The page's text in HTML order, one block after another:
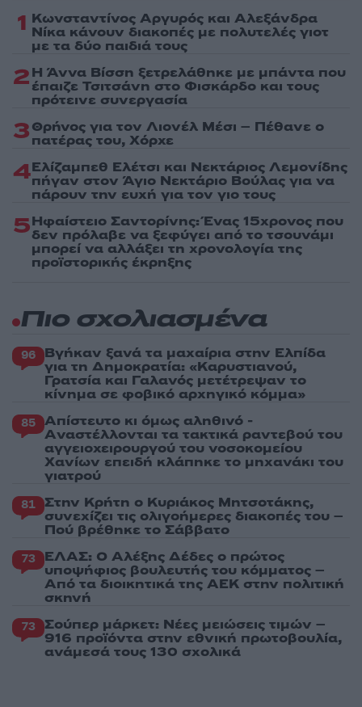
1 Κωνσταντίνος Αργυρός και Αλεξάνδρα
Νίκα κάνουν διακοπές με πολυτελές γιοτ
με τα δύο παιδιά τους
2Η Άννα Βίσση ξετρελάθηκε με μπάντα που
έπαιζε Τσιτσάνη στο Φισκάρδο και τους
πρότεινε συνεργασία
3Θρήνος για τον Λιονέλ Μέσι – Πέθανε ο
πατέρας του, Χόρχε
4Ελίζαμπεθ Ελέτσι και Νεκτάριος Λεμονίδης
πήγαν στον Άγιο Νεκτάριο Βούλας για να
πάρουν την ευχή για τον γιο τους
5Ηφαίστειο Σαντορίνης: Ένας 15χρονος που
δεν πρόλαβε να ξεφύγει από το τσουνάμι
μπορεί να αλλάξει τη χρονολογία της
προϊστορικής έκρηξης
Πιο σχολιασμένα
96 Βγήκαν ξανά τα μαχαίρια στην Ελπίδα
για τη Δημοκρατία: «Καρυστιανού,
Γρατσία και Γαλανός μετέτρεψαν το
κίνημα σε φοβικό αρχηγικό κόμμα»
85 Απίστευτο κι όμως αληθινό -
Aναστέλλονται τα τακτικά ραντεβού του
αγγειοχειρουργού του νοσοκομείου
Χανίων επειδή κλάπηκε το μηχανάκι του
γιατρού
81 Στην Κρήτη ο Κυριάκος Μητσοτάκης,
συνεχίζει τις ολιγοήμερες διακοπές του –
Πού βρέθηκε το Σάββατο
73 ΕΛΑΣ: Ο Αλέξης Δέδες ο πρώτος
υποψήφιος βουλευτής του κόμματος –
Από τα διοικητικά της ΑΕΚ στην πολιτική
σκηνή
73 Σούπερ μάρκετ: Νέες μειώσεις τιμών –
916 προϊόντα στην εθνική πρωτοβουλία,
ανάμεσά τους 130 σχολικά